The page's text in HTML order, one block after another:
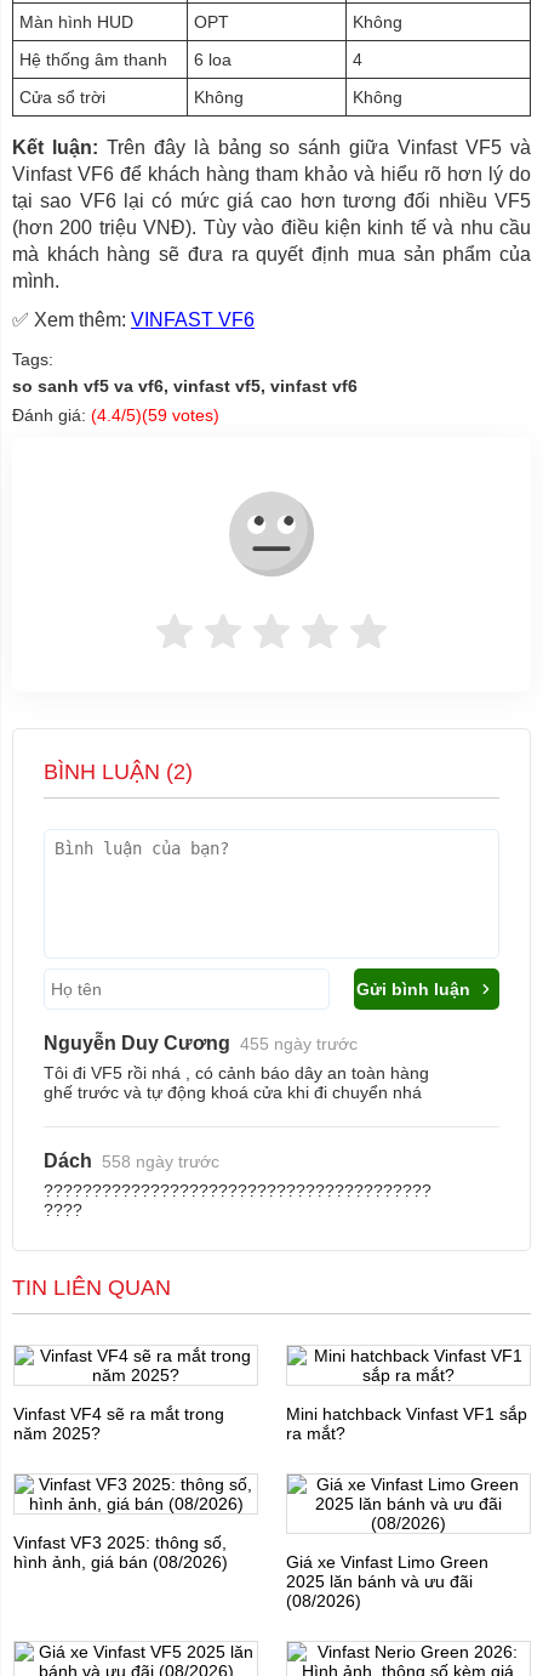
Màn hình HUD OPT
Không
Hệ thống âm thanh
6 loa
4
Cửa sổ trời
Không Không
Kết luận: Trên đây là bảng so sánh giữa Vinfast VF5 và
Vinfast VF6 để khách hàng tham khảo và hiểu rõ hơn lý do
tại sao VF6 lại có mức giá cao hơn tương đối nhiều VF5
(hơn 200 triệu VNĐ). Tùy vào điều kiện kinh tế và nhu cầu
mà khách hàng sẽ đưa ra quyết định mua sản phẩm của
mình.
✅ Xem thêm: VINFAST VF6
Tags:
so sanh vf5 va vf6, vinfast vf5, vinfast vf6
Đánh giá: (4.4/5)(59 votes)
BÌNH LUẬN (2)
Gửi bình luận
Nguyễn Duy Cương 455 ngày trước
Tôi đi VF5 rồi nhá , có cảnh báo dây an toàn hàng
ghế trước và tự động khoá cửa khi đi chuyển nhá
Dách
558 ngày trước
????????????????????????????????????????
????
TIN LIÊN QUAN
Vinfast VF4 sẽ ra mắt trong
năm 2025?
Mini hatchback Vinfast VF1 sắp
ra mắt?
Vinfast VF3 2025: thông số,
hình ảnh, giá bán (08/2026)
Giá xe Vinfast Limo Green
2025 lăn bánh và ưu đãi
(08/2026)